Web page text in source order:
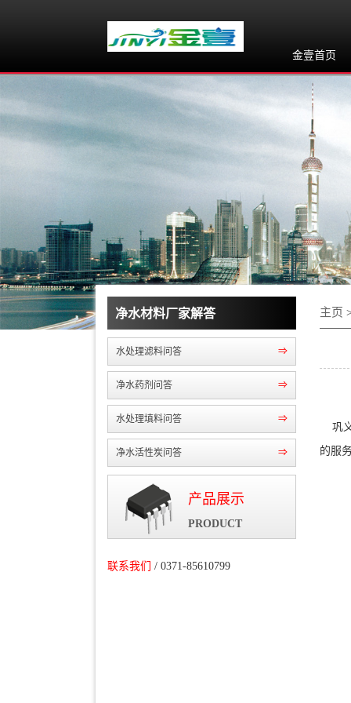
金壹首页
净水材料厂家解答
水处理滤料问答 ⇒
净水药剂问答 ⇒
水处理填料问答 ⇒
净水活性炭问答 ⇒
产品展示
PRODUCT
联系我们 / 0371-85610799
主页 >
巩义
的服